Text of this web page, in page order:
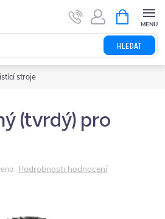
HLEDAT
NÁKUPNÍ
KOŠÍK
stroje
(tvrdý) pro
Podrobnosti hodnocení